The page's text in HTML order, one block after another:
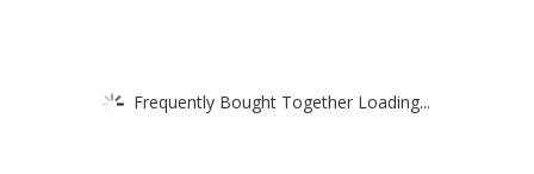
Frequently Bought Together Loading...